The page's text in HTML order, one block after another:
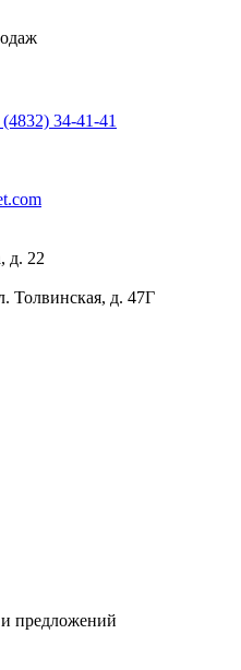
(4832) 34-41-41
д. 22
Толвинская, д. 47Г
и предложений